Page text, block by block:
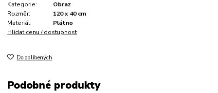
Kategorie:
Obraz
Rozměr:
120 x 40 cm
Materiál:
Plátno
Hlídat cenu / dostupnost
Do oblíbených
Podobné produkty